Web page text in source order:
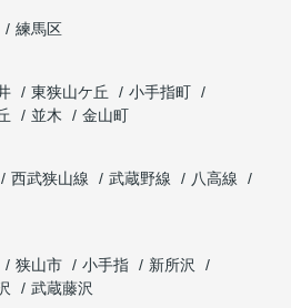
練馬区
東狭山ケ丘
小手指町
並木
金山町
西武狭山線 武蔵野線
八高線
狭山市 小手指
新所沢
武蔵藤沢